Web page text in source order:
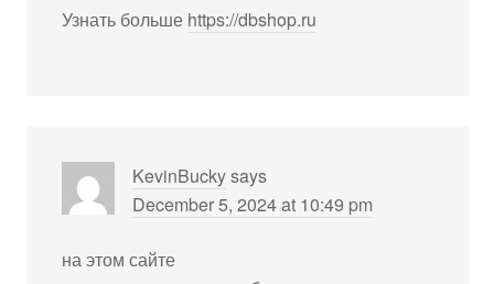
Узнать больше https://dbshop.ru
KevinBuckysays
December 5, 2024 at 10:49 pm
на этом сайте